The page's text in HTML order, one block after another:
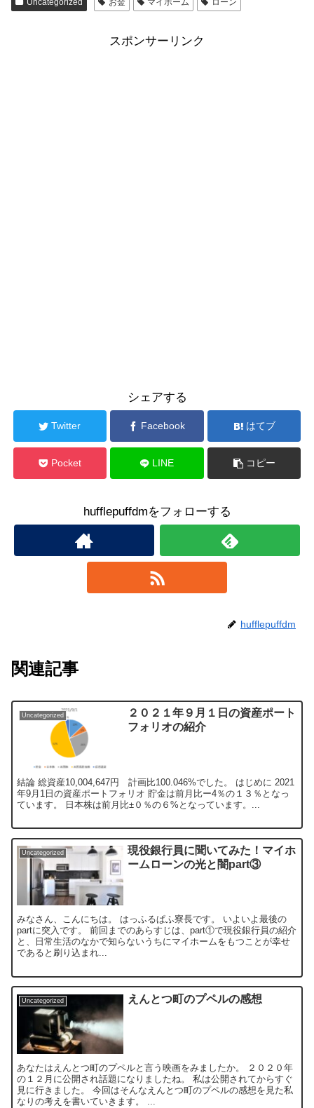
Uncategorized お金 マイホーム ローン
スポンサーリンク
シェアする
Twitter Facebook はてブ
Pocket LINE コピー
hufflepuffdmをフォローする
hufflepuffdm
関連記事
Uncategorized
２０２１年９月１日の資産ポート
フォリオの紹介
結論 総資産10,004,647円 計画比100.046%でした。 はじめに 2021
年9月1日の資産ポートフォリオ 貯金は前月比ー4％の１３％となっ
ています。 日本株は前月比±０％の６%となっています。...
Uncategorized
現役銀行員に聞いてみた！マイホ
ームローンの光と闇part③
みなさん、こんにちは。 はっふるぱふ寮長です。 いよいよ最後の
partに突入です。 前回までのあらすじは、part①で現役銀行員の紹介
と、日常生活のなかで知らないうちにマイホームをもつことが幸せ
であると刷り込まれ...
Uncategorized えんとつ町のプペルの感想
あなたはえんとつ町のプペルと言う映画をみましたか。 ２０２０年
の１２月に公開され話題になりましたね。 私は公開されてからすぐ
見に行きました。 今回はそんなえんとつ町のプペルの感想を見た私
なりの考えを書いていきます。 ...